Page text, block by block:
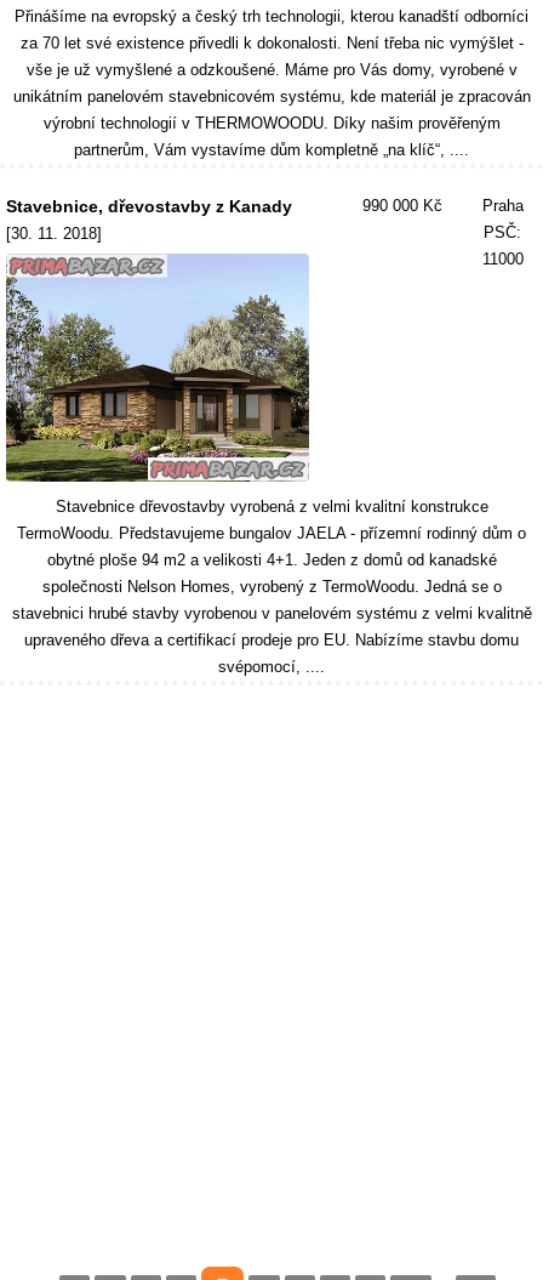
Přinášíme na evropský a český trh technologii, kterou kanadští odborníci
za 70 let své existence přivedli k dokonalosti. Není třeba nic vymýšlet -
vše je už vymyšlené a odzkoušené. Máme pro Vás domy, vyrobené v
unikátním panelovém stavebnicovém systému, kde materiál je zpracován
výrobní technologií v THERMOWOODU. Díky našim prověřeným
partnerům, Vám vystavíme dům kompletně „na klíč“, ....
Stavebnice, dřevostavby z Kanady
[30. 11. 2018]
990 000 Kč
Praha
PSČ:
11000
Stavebnice dřevostavby vyrobená z velmi kvalitní konstrukce
TermoWoodu. Představujeme bungalov JAELA - přízemní rodinný dům o
obytné ploše 94 m2 a velikosti 4+1. Jeden z domů od kanadské
společnosti Nelson Homes, vyrobený z TermoWoodu. Jedná se o
stavebnici hrubé stavby vyrobenou v panelovém systému z velmi kvalitně
upraveného dřeva a certifikací prodeje pro EU. Nabízíme stavbu domu
svépomocí, ....